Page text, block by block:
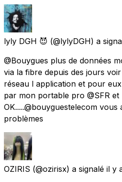
lyly DGH 😈 (@lylyDGH) a
@Bouygues plus de données
via la fibre depuis des jours
réseau l application et pour
par mon portable pro @SFR et
OK.....@bouyguestelecom vous
problèmes
OZIRIS (@ozirisx) a signalé il y